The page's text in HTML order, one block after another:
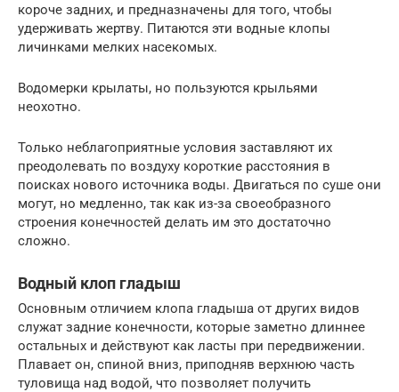
короче задних, и предназначены для того, чтобы
удерживать жертву. Питаются эти водные клопы
личинками мелких насекомых.
Водомерки крылаты, но пользуются крыльями
неохотно.
Только неблагоприятные условия заставляют их
преодолевать по воздуху короткие расстояния в
поисках нового источника воды. Двигаться по суше они
могут, но медленно, так как из-за своеобразного
строения конечностей делать им это достаточно
сложно.
Водный клоп гладыш
Основным отличием клопа гладыша от других видов
служат задние конечности, которые заметно длиннее
остальных и действуют как ласты при передвижении.
Плавает он, спиной вниз, приподняв верхнюю часть
туловища над водой, что позволяет получить